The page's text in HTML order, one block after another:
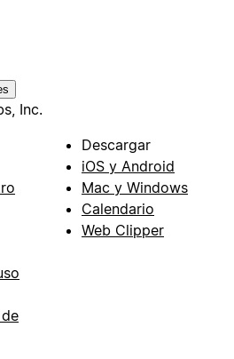
Inc.
Descargar
iOS y Android
Mac y Windows
Calendario
Web Clipper